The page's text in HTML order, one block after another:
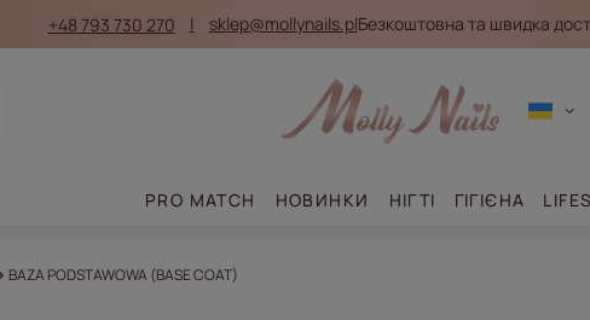
+48 793 730 270 sklep@mollynails.plБезкоштовна та швидка
PRO MATCH НОВИНКИ НІГТІ ГІГІЄНА
BAZA PODSTAWOWA (BASE COAT)